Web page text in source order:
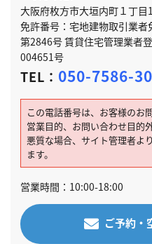
大阪府枚方市大垣内町１丁
免許番号：宅地建物取引業者
第2846号 賃貸住宅管理業者
004651号
TEL： 050-7586-
この電話番号は、お客様のお
営業目的、お問い合わせ目的
悪質な場合、サイト管理者よ
ます。
営業時間：10:00-18:00
ご予約・